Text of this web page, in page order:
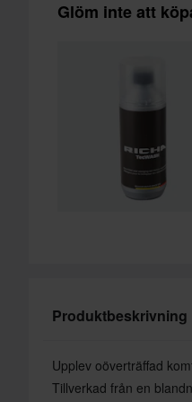
Glöm inte att
Produktbeskrivning
Upplev oöverträffad
Tillverkad från en